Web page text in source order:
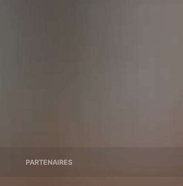
PARTENAIRES